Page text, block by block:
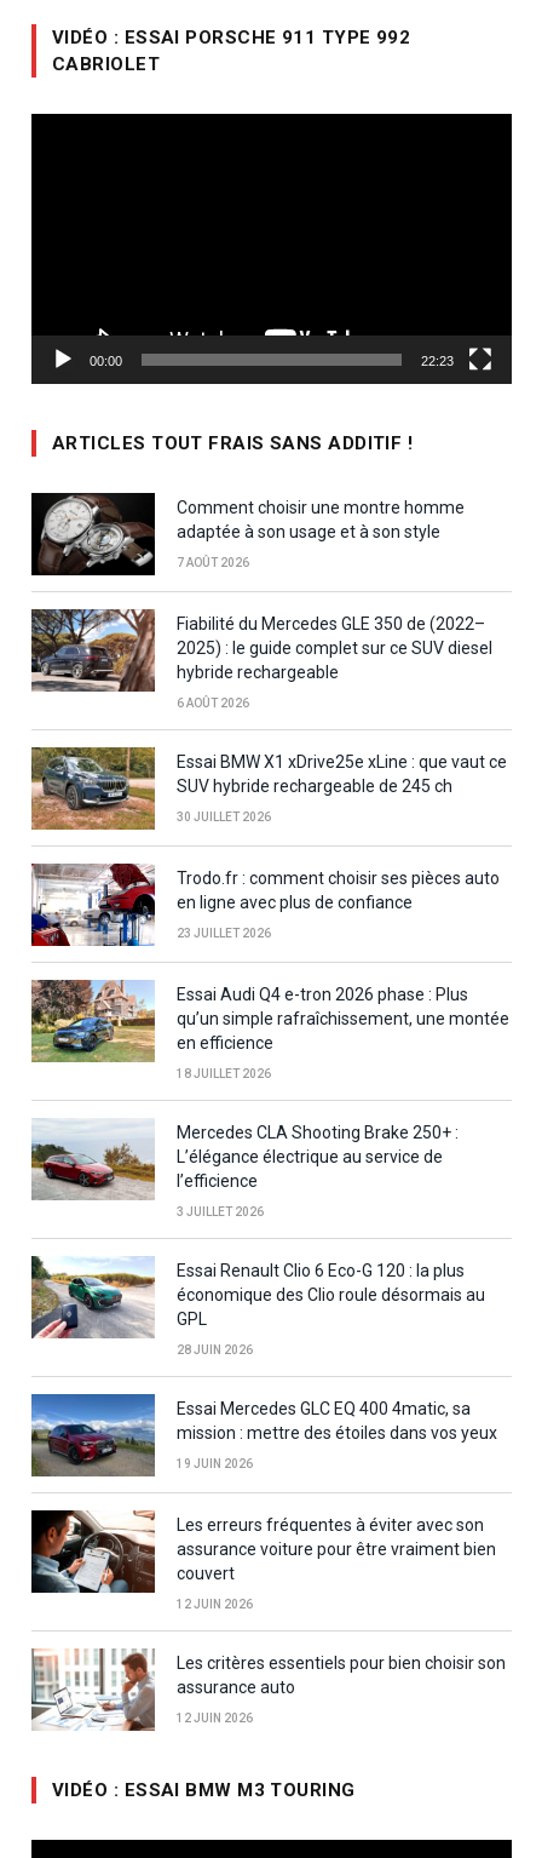
VIDÉO : ESSAI PORSCHE 911 TYPE 992
CABRIOLET
00:00 22:23
ARTICLES TOUT FRAIS SANS ADDITIF !
Comment choisir une montre homme
adaptée à son usage et à son style
7 AOÛT 2026
Fiabilité du Mercedes GLE 350 de (2022–
2025) : le guide complet sur ce SUV diesel
hybride rechargeable
6 AOÛT 2026
Essai BMW X1 xDrive25e xLine : que vaut ce
SUV hybride rechargeable de 245 ch
30 JUILLET 2026
Trodo.fr : comment choisir ses pièces auto
en ligne avec plus de confiance
23 JUILLET 2026
Essai Audi Q4 e-tron 2026 phase : Plus
qu’un simple rafraîchissement, une montée
en efficience
18 JUILLET 2026
Mercedes CLA Shooting Brake 250+ :
L’élégance électrique au service de
l’efficience
3 JUILLET 2026
Essai Renault Clio 6 Eco-G 120 : la plus
économique des Clio roule désormais au
GPL
28 JUIN 2026
Essai Mercedes GLC EQ 400 4matic, sa
mission : mettre des étoiles dans vos yeux
19 JUIN 2026
Les erreurs fréquentes à éviter avec son
assurance voiture pour être vraiment bien
couvert
12 JUIN 2026
Les critères essentiels pour bien choisir son
assurance auto
12 JUIN 2026
VIDÉO : ESSAI BMW M3 TOURING